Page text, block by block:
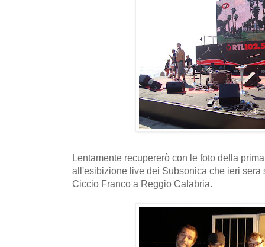
Lentamente recupererò con le foto della
all'esibizione live dei Subsonica che ieri sera
Ciccio Franco a Reggio Calabria.